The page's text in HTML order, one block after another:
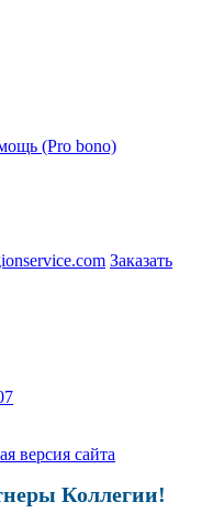
(Pro bono)
Заказать
версия сайта
Коллегии!